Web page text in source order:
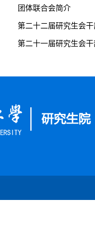
团体联合会简介
第二十二届研究生会
第二十一届研究生会